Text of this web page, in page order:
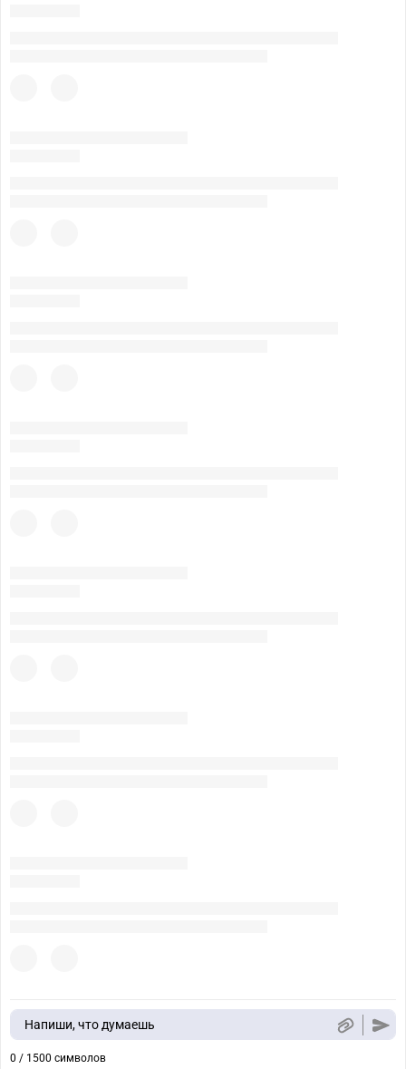
Напиши, что думаешь
0 / 1500 символов